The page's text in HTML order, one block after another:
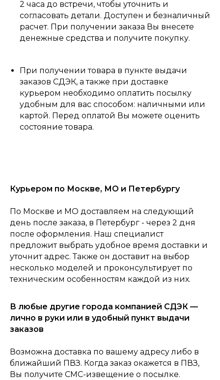
Главная Каталог
Консультация Корзина
0
2 часа до встречи, чтобы уточнить и
согласовать детали. Доступен и безналичный
расчет. При получении заказа Вы внесете
денежные средства и получите покупку.
При получении товара в пункте выдачи
заказов СДЭК, а также при доставке
курьером необходимо оплатить посылку
удобным для вас способом: наличными или
картой. Перед оплатой Вы можете оценить
состояние товара.
Курьером по Москве, МО и Петербургу
По Москве и МО доставляем на следующий
день после заказа, в Петербург - через 2 дня
после оформления. Наш специалист
предложит выбрать удобное время доставки и
уточнит адрес. Также он доставит на выбор
несколько моделей и проконсультирует по
техническим особенностям каждой из них.
В любые другие города компанией СДЭК —
лично в руки или в удобный пункт выдачи
заказов
Возможна доставка по вашему адресу либо в
ближайший ПВЗ. Когда заказ окажется в ПВЗ,
Вы получите СМС-извещение о посылке.